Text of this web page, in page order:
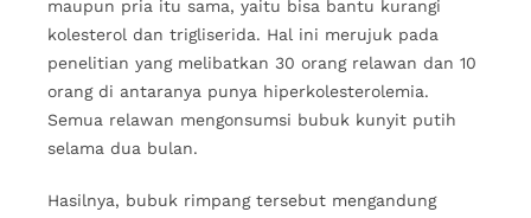
maupun pria itu sama, yaitu bisa bantu kurangi
kolesterol dan trigliserida. Hal ini merujuk pada
penelitian yang melibatkan 30 orang relawan dan 10
orang di antaranya punya hiperkolesterolemia.
Semua relawan mengonsumsi bubuk kunyit putih
selama dua bulan.
Hasilnya, bubuk rimpang tersebut mengandung